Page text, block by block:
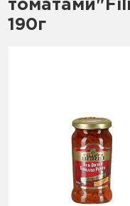
190г